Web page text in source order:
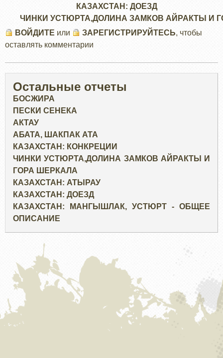
КАЗАХСТАН: ДОЕЗД
ЧИНКИ УСТЮРТА,ДОЛИНА ЗАМКОВ АЙРАКТЫ И
ВОЙДИТЕ или ЗАРЕГИСТРИРУЙТЕСЬ, чтобы
оставлять комментарии
Остальные отчеты
БОСЖИРА
ПЕСКИ СЕНЕКА
АКТАУ
АБАТА, ШАКПАК АТА
КАЗАХСТАН: КОНКРЕЦИИ
ЧИНКИ УСТЮРТА,ДОЛИНА ЗАМКОВ АЙРАКТЫ И
ГОРА ШЕРКАЛА
КАЗАХСТАН: АТЫРАУ
КАЗАХСТАН: ДОЕЗД
КАЗАХСТАН: МАНГЫШЛАК, УСТЮРТ - ОБЩЕЕ
ОПИСАНИЕ